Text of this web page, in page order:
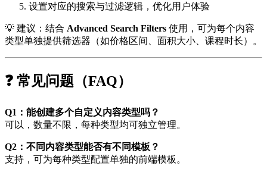
设置对应的搜索与过滤逻辑，优化用户体验
💡 建议：结合 Advanced Search Filters 使用，可为每个内容
类型单独提供筛选器（如价格区间、面积大小、课程时长）。
❓ 常见问题（FAQ）
Q1：能创建多个自定义内容类型吗？
可以，数量不限，每种类型均可独立管理。
Q2：不同内容类型能否有不同模板？
支持，可为每种类型配置单独的前端模板。